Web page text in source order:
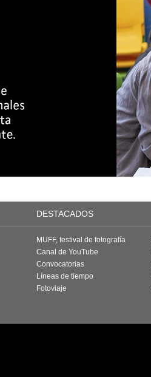
DESTACADOS
MUFF, festival de fotografía
Canal de YouTube
Convocatorias
Líneas de tiempo
Fotoviaje